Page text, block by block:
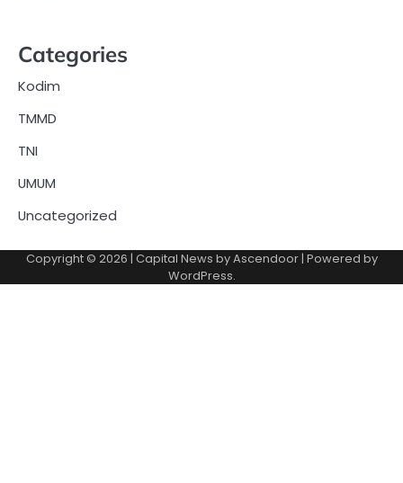
Categories
Kodim
TMMD
TNI
UMUM
Uncategorized
Copyright © 2026 | Capital News byAscendoor| Powered by
WordPress.